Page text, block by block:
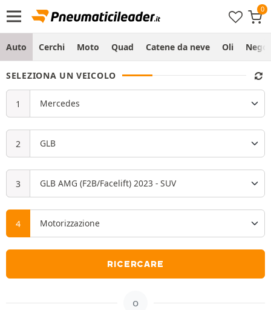
Auto Cerchi Moto Quad Catene da neve Oli
SELEZIONA UN VEICOLO
RICERCARE
o